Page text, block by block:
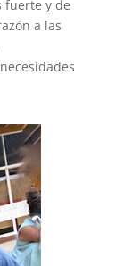
fuerte y de
a las